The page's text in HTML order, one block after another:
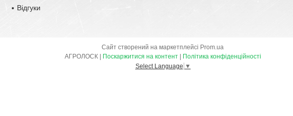
Відгуки
Сайт створений на маркетплейсі Prom.ua
Поскаржитися на контент
Політика конфіденційності
Select Language ▼